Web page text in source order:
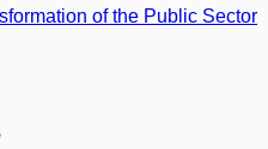
of the Public Sector